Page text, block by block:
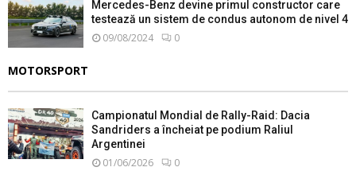
Mercedes-Benz devine primul constructor care
testează un sistem de condus autonom de nivel 4
09/08/2024 0
MOTORSPORT
Campionatul Mondial de Rally-Raid: Dacia
Sandriders a încheiat pe podium Raliul
Argentinei
01/06/2026 0